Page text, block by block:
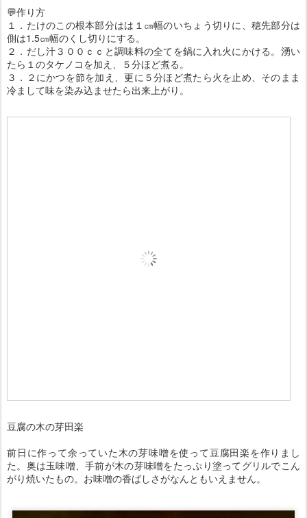
💬作り方
１．たけのこの根本部分はは１㎝幅のいちょう切りに、穂先部分は
側は1.5㎝幅のくし切りにする。
２．だし汁３００ｃｃと調味料の全てを鍋に入れ火にかける。湧い
たら１のタケノコを加え、５分ほど煮る。
３．２にかつを節を加え、更に５分ほど煮たら火を止め、そのまま
冷まして味を染み込ませたら出来上がり。
豆腐の木の芽田楽
前日に作って余っていた木の芽味噌を使って豆腐田楽を作りまし
た。奥は玉味噌、手前が木の芽味噌をたっぷり塗ってグリルでこん
がり焼いたもの。お味噌の香ばしさがなんともいえません。